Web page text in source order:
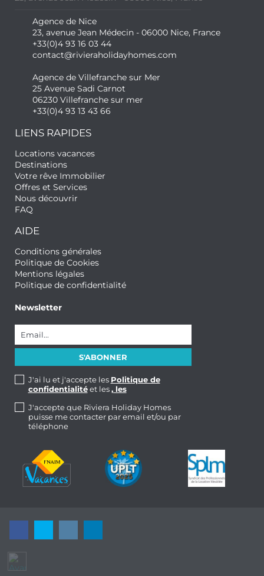
Agence de Nice
23, avenue Jean Médecin - 06000 Nice, France
+33(0)4 93 16 03 44
contact@rivieraholidayhomes.com
Agence de Villefranche sur Mer
25 Avenue Sadi Carnot
06230 Villefranche sur mer
+33(0)4 93 13 43 66
LIENS RAPIDES
Locations vacances
Destinations
Votre rêve Immobilier
Offres et Services
Nous découvrir
FAQ
AIDE
Conditions générales
Politique de Cookies
Mentions légales
Politique de confidentialité
Newsletter
J'ai lu et j'accepte les Politique de
confidentialitéet les, les
J'accepte que Riviera Holiday Homes
puisse me contacter par email et/ou par
téléphone